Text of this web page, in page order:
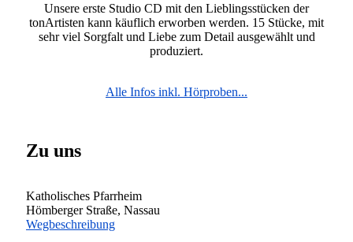
Unsere erste Studio CD mit den Lieblingsstücken der
tonArtisten kann käuflich erworben werden. 15 Stücke, mit
sehr viel Sorgfalt und Liebe zum Detail ausgewählt und
produziert.
Alle Infos inkl. Hörproben...
Zu uns
Katholisches Pfarrheim
Hömberger Straße, Nassau
Wegbeschreibung